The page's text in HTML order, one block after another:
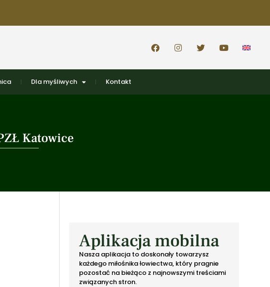
Dla myśliwych Kontakt
Katowice
Aplikacja mobilna
Nasza aplikacja to doskonały towarzysz
każdego miłośnika łowiectwa, który pragnie
pozostać na bieżąco z najnowszymi treściami
związanych stron.